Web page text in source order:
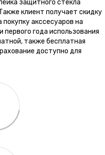
защитного стекла
клиент получает скидку
акссесуаров на
года использования
также бесплатная
доступно для